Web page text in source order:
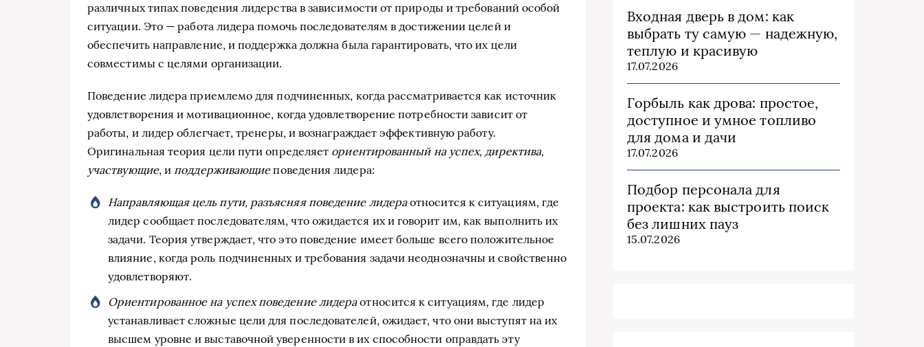
различных типах поведения лидерства в зависимости от природы и требований особой
ситуации. Это — работа лидера помочь последователям в достижении целей и
обеспечить направление, и поддержка должна была гарантировать, что их цели
совместимы с целями организации.
Поведение лидера приемлемо для подчиненных, когда рассматривается как источник
удовлетворения и мотивационное, когда удовлетворение потребности зависит от
работы, и лидер облегчает, тренеры, и вознаграждает эффективную работу.
Оригинальная теория цели пути определяет ориентированный на успех,директива,
участвующие, иподдерживающиеповедения лидера:
Направляющая цель пути, разъясняя поведение лидераотносится к ситуациям, где
лидер сообщает последователям, что ожидается их и говорит им, как выполнить их
задачи. Теория утверждает, что это поведение имеет больше всего положительное
влияние, когда роль подчиненных и требования задачи неоднозначны и свойственно
удовлетворяют.
Ориентированное на успех поведение лидераотносится к ситуациям, где лидер
устанавливает сложные цели для последователей, ожидает, что они выступят на их
высшем уровне и выставочной уверенности в их способности оправдать эту
Входная дверь в дом: как
выбрать ту самую — надежную,
теплую и красивую
17.07.2026
Горбыль как дрова: простое,
доступное и умное топливо
для дома и дачи
17.07.2026
Подбор персонала для
проекта: как выстроить поиск
без лишних пауз
15.07.2026